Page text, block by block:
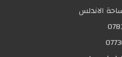
الاندلس